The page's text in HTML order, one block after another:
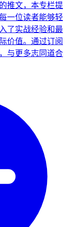
推文，本专栏提
一位读者能够轻
了实战经验和最
价值。通过订阅
与更多志同道合